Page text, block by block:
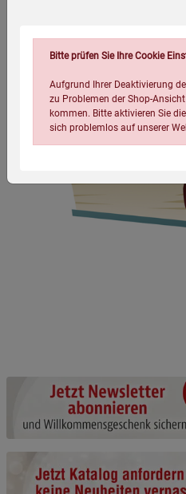
Bitte prüfen Sie Ihre Cookie
Aufgrund Ihrer Deaktivierung
zu Problemen der Shop-
kommen. Bitte aktivieren Sie
sich problemlos auf unserer
Beschreibung Notwendige Cookies
Cookie-
Funktionale
Beschreibung Funktionale Cookies